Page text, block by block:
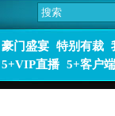
豪门盛宴 特别有裁
5+VIP直播 5+客户端